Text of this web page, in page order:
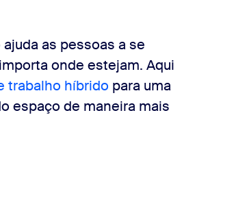
as pessoas a se
onde estejam. Aqui
trabalho híbrido para uma
espaço de maneira mais